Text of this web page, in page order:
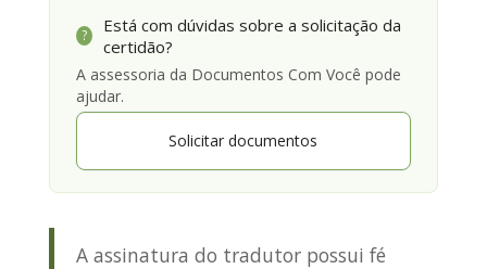
?
Está com dúvidas sobre a solicitação da
certidão?
A assessoria da Documentos Com Você pode
ajudar.
Solicitar documentos
A assinatura do tradutor possui fé